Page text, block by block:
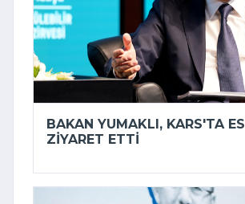
BAKAN YUMAKLI, KARS'TA
ZIYARET ETTI